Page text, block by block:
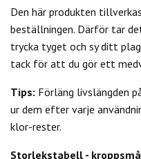
Den här produkten
beställningen. Därför tar
trycka tyget och sy ditt
tack för att du gör ett
Tips: Förläng livslängden
ur dem efter varje
klor-rester.
Storlekstabell -